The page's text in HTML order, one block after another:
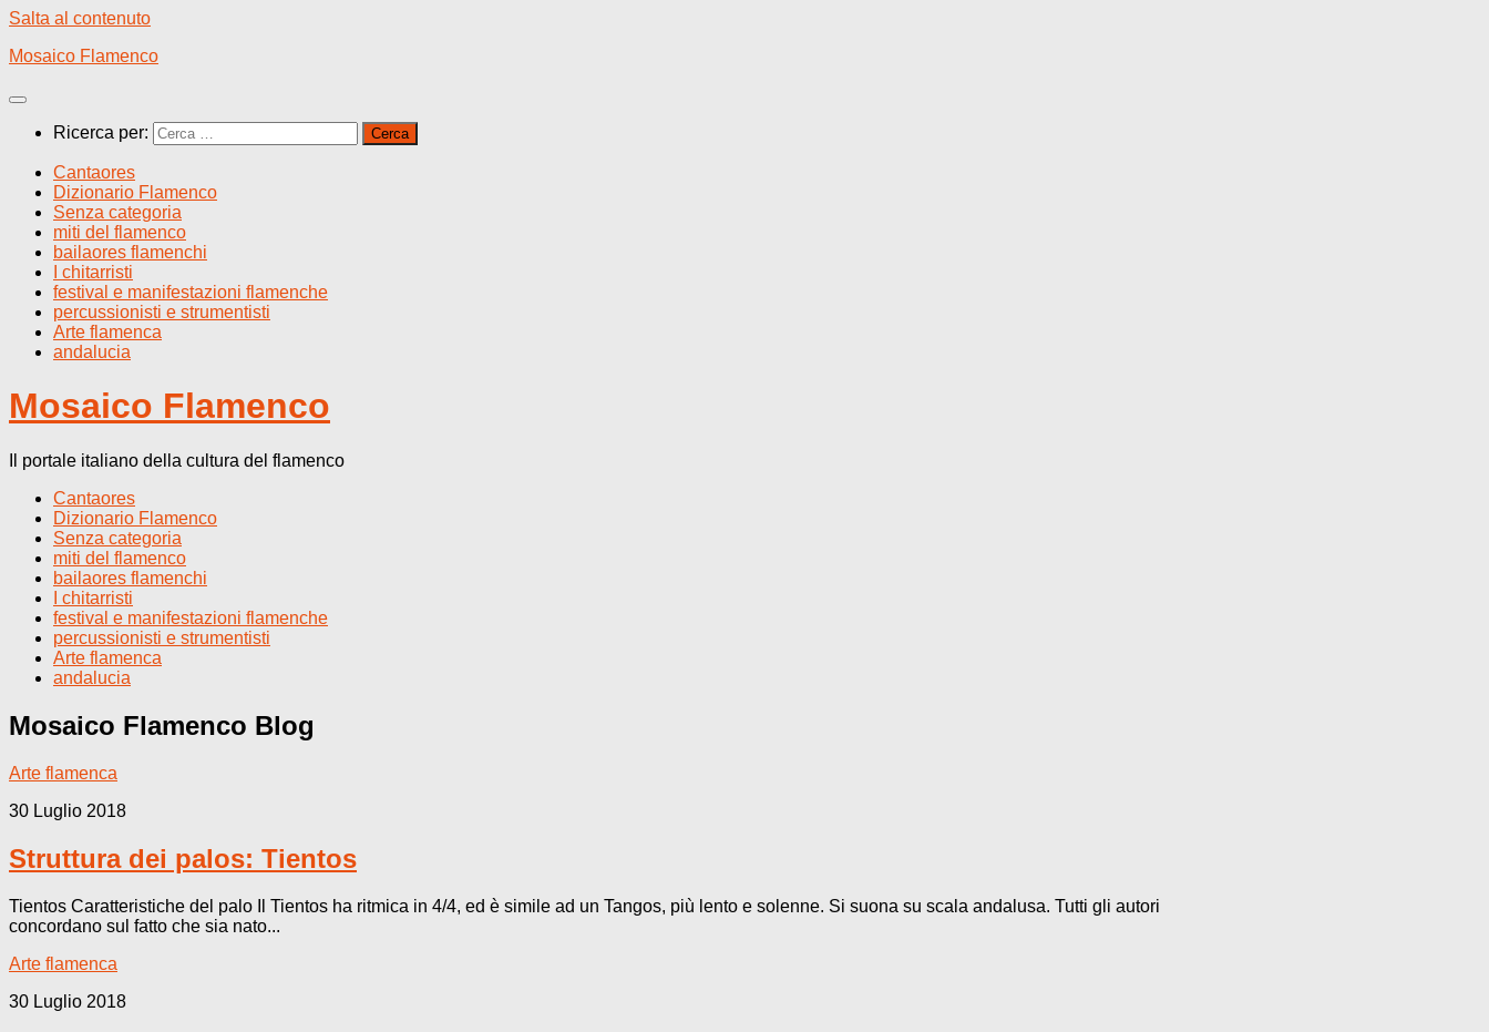
Salta al contenuto
Mosaico Flamenco
Ricerca per:
Cantaores
Dizionario Flamenco
Senza categoria
miti del flamenco
bailaores flamenchi
I chitarristi
festival e manifestazioni flamenche
percussionisti e strumentisti
Arte flamenca
andalucia
Mosaico Flamenco
Il portale italiano della cultura del flamenco
Cantaores
Dizionario Flamenco
Senza categoria
miti del flamenco
bailaores flamenchi
I chitarristi
festival e manifestazioni flamenche
percussionisti e strumentisti
Arte flamenca
andalucia
Mosaico Flamenco Blog
Arte flamenca
30 Luglio 2018
Struttura dei palos: Tientos
Tientos Caratteristiche del palo Il Tientos ha ritmica in 4/4, ed è simile ad un Tangos, più lento e solenne. Si suona su scala andalusa. Tutti gli autori
concordano sul fatto che sia nato...
Arte flamenca
30 Luglio 2018